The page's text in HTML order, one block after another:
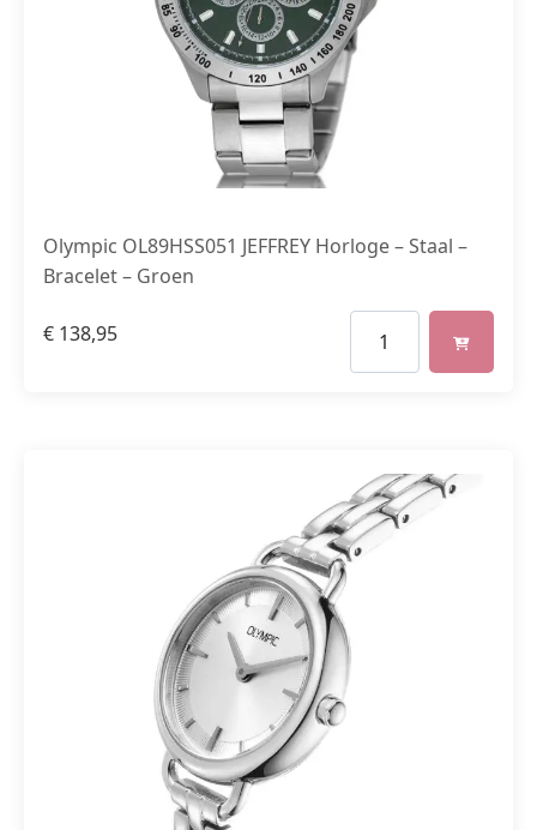
Olympic OL89HSS051 JEFFREY Horloge – Staal –
Bracelet – Groen
€ 138,95